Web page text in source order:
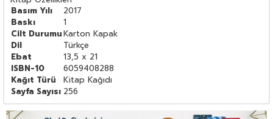
Basım Yılı
2017
Baskı
1
Cilt DurumuKarton Kapak
Dil
Türkçe
Ebat
13,5 x 21
ISBN-10
6059408288
Kağıt Türü
Kitap Kağıdı
Sayfa Sayısı 256